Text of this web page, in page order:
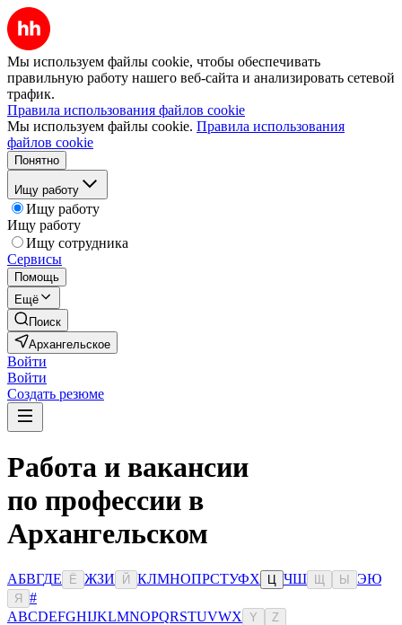
Мы используем файлы cookie, чтобы обеспечивать
правильную работу нашего веб-сайта и анализировать сетевой
трафик.
Правила использования файлов cookie
Мы используем файлы cookie. Правила использования
файлов cookie
Понятно
Ищу работу
Ищу работу
Ищу работу
Ищу сотрудника
Сервисы
Помощь
Ещё
Поиск
Архангельское
Войти
Войти
Создать резюме
Работа и вакансии
по профессии в
Архангельском
АБВГДЕ Ё ЖЗИ Й КЛМНОПРСТУФХ ЧШ Ы ЭЮ
Я
#
ABCDEFGHIJKLMNOPQRSTUVWX Y Z